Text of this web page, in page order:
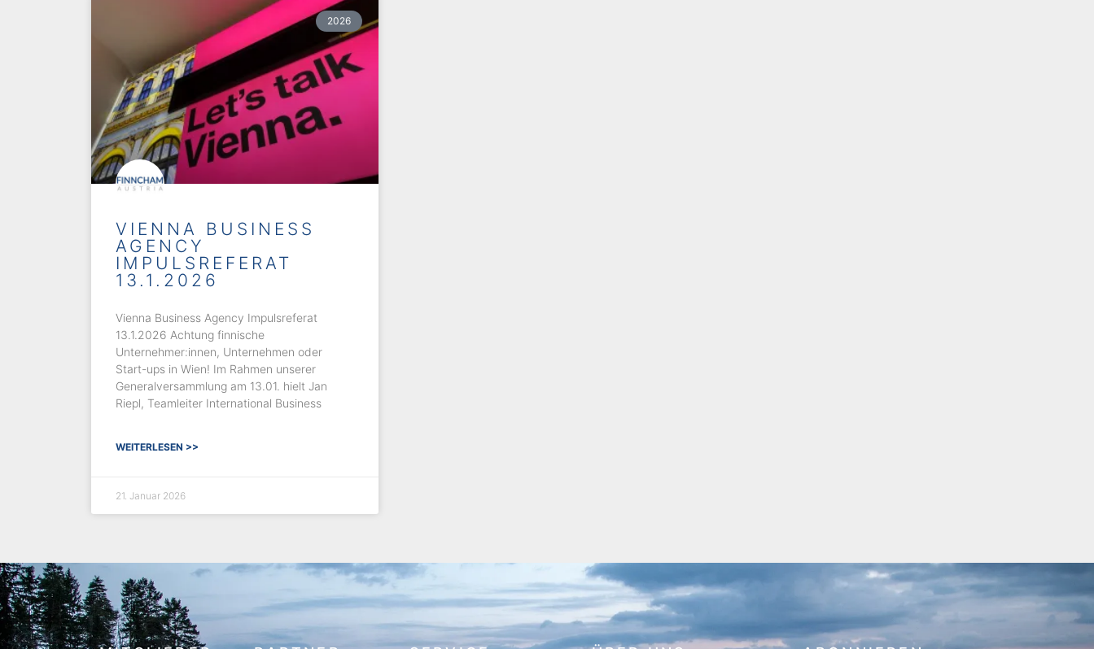
2026
VIENNA BUSINESS
AGENCY
IMPULSREFERAT
13.1.2026
Vienna Business Agency Impulsreferat
13.1.2026 Achtung finnische
Unternehmer:innen, Unternehmen oder
Start-ups in Wien! Im Rahmen unserer
Generalversammlung am 13.01. hielt Jan
Riepl, Teamleiter International Business
WEITERLESEN >>
21. Januar 2026